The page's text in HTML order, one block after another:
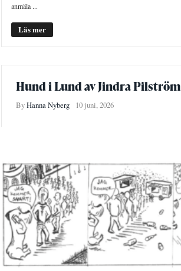
anmäla ...
Läs mer
Hund i Lund av Jindra Pilström
ByHanna Nyberg 10 juni, 2026